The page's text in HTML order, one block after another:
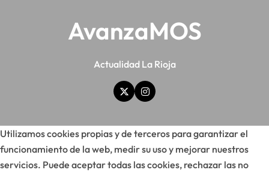
AvanzaMOS
Actualidad La Rioja
Utilizamos cookies propias y de terceros para garantizar el
funcionamiento de la web, medir su uso y mejorar nuestros
servicios. Puede aceptar todas las cookies, rechazar las no